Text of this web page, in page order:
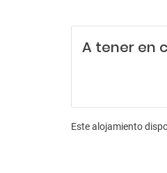
A tener en
Este alojamiento